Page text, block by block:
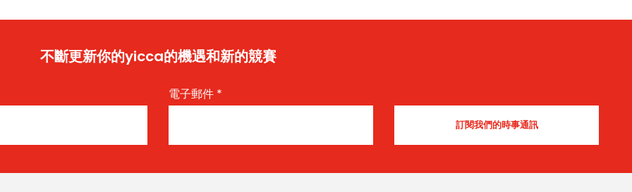
不斷更新你的yicca的機遇和新的競賽
電子郵件 *